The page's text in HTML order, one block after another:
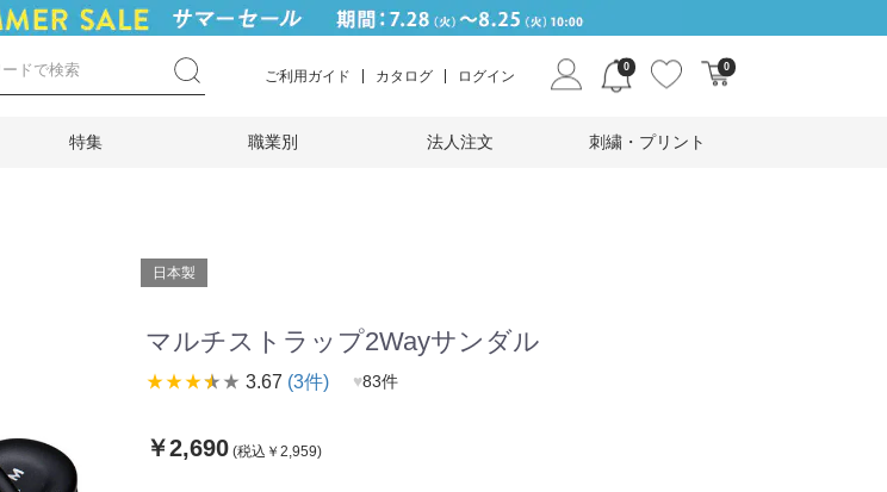
ご利用ガイド カタログ ログイン
0 0
特集 職業別 法人注文 刺繍・プリント
日本製
マルチストラップ2Wayサンダル
star_ratestar_ratestar_ratestar_rate star_rate 3.67 (3件) ♥83件
￥2,690 (税込￥2,959)